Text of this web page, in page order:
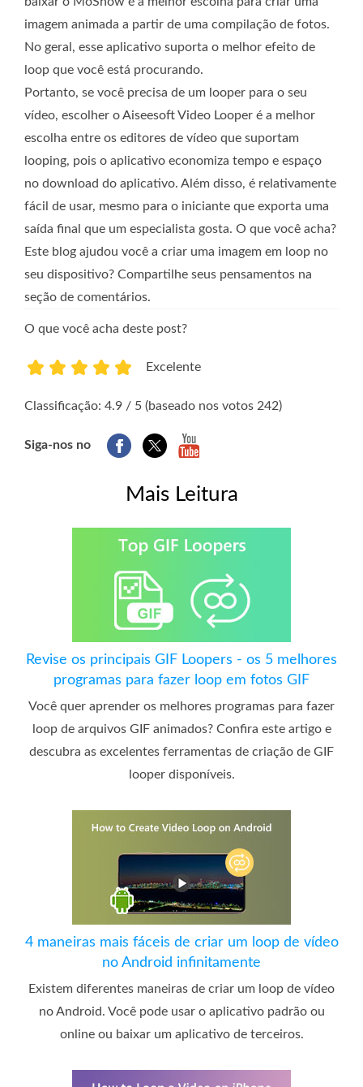
imagem animada a partir de uma compilação de fotos.
No geral, esse aplicativo suporta o melhor efeito de
loop que você está procurando.
Portanto, se você precisa de um looper para o seu
vídeo, escolher o Aiseesoft Video Looper é a melhor
escolha entre os editores de vídeo que suportam
looping, pois o aplicativo economiza tempo e espaço
no download do aplicativo. Além disso, é relativamente
fácil de usar, mesmo para o iniciante que exporta uma
saída final que um especialista gosta. O que você acha?
Este blog ajudou você a criar uma imagem em loop no
seu dispositivo? Compartilhe seus pensamentos na
seção de comentários.
O que você acha deste post?
Excelente
Classificação: 4.9 / 5 (baseado nos votos 242)
Siga-nos no
Mais Leitura
Revise os principais GIF Loopers - os 5 melhores
programas para fazer loop em fotos GIF
Você quer aprender os melhores programas para fazer
loop de arquivos GIF animados? Confira este artigo e
descubra as excelentes ferramentas de criação de GIF
looper disponíveis.
4 maneiras mais fáceis de criar um loop de vídeo
no Android infinitamente
Existem diferentes maneiras de criar um loop de vídeo
no Android. Você pode usar o aplicativo padrão ou
online ou baixar um aplicativo de terceiros.